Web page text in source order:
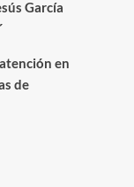
García
en
de